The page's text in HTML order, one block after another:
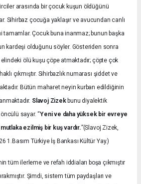
arasında bir çocuk kuşun öldüğünü
Sihirbaz çocuğa yaklaşır ve avucundan canlı
tamamlar. Çocuk buna inanmaz; bunun başka
kardeşi olduğunu söyler. Gösteriden sonra
ölü kuşu çöpe atmaktadır; çöpte çok
çıkmıştır. Sihirbazlık numarası şiddet ve
Bütün maharet neyin kurban edildiğinin
Slavoj Zizekbunu diyalektik
sayar. “Yeni ve daha yüksek bir evreye
ezilmiş bir kuş vardır.”(Slavoj Zizek,
1.Basım Türkiye İş Bankası Kültür Yay.)
tüm ilerleme ve refah iddiaları boşa çıkmıştır
Şimdi, sistem tüm paydaşları ve